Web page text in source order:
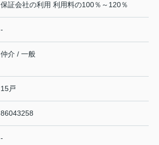
保証会社の利用 利用料の100％～120％
-
仲介 / 一般
15戸
86043258
-